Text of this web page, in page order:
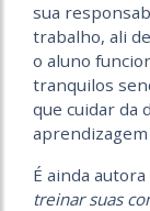
sua
trabalho, ali
o aluno
tranquilos
que cuidar da
aprendizagem
É ainda
treinar suas